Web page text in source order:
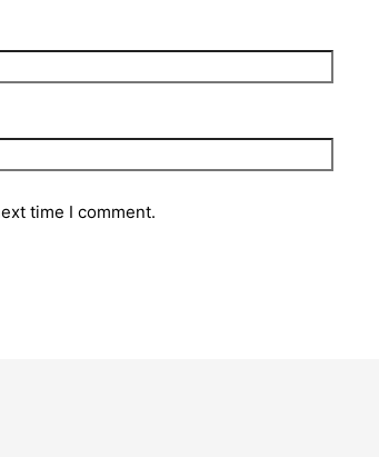
time I comment.